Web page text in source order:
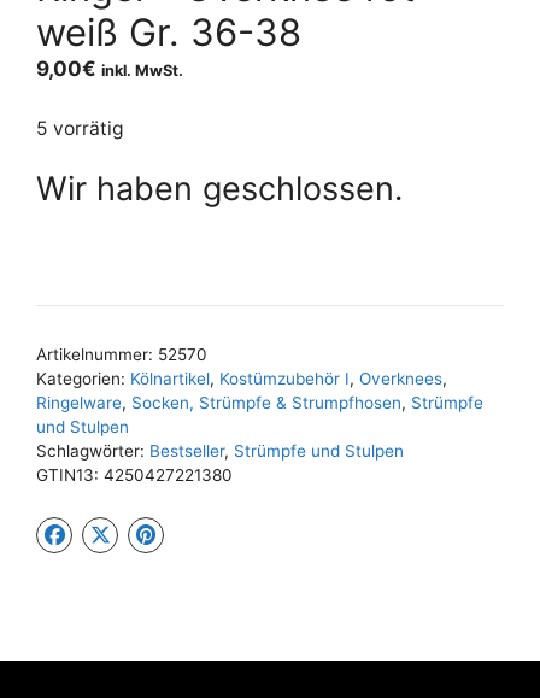
weiß Gr. 36-38
9,00€ inkl. MwSt.
5 vorrätig
Wir haben geschlossen.
Artikelnummer: 52570
Kategorien: Kölnartikel, Kostümzubehör I, Overknees,
Ringelware, Socken, Strümpfe & Strumpfhosen, Strümpfe
und Stulpen
Schlagwörter: Bestseller, Strümpfe und Stulpen
GTIN13: 4250427221380